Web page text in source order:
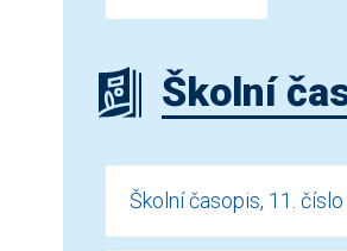
Školní
Školní časopis, 11. číslo